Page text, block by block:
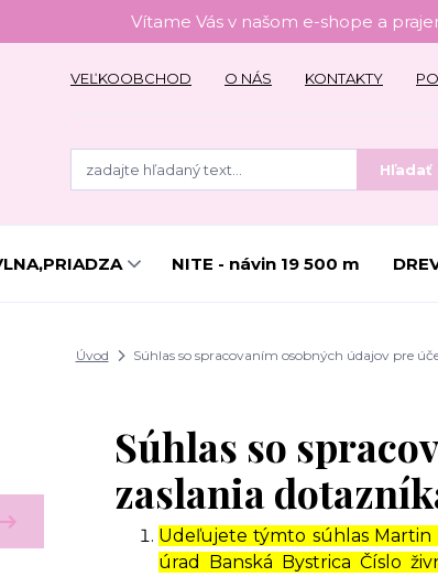
Vítame Vás v našom e-shope a
VEĽKOOBCHOD O NÁS KONTAKTY
Hľadať
NITE - návin 19 500 m
Úvod Súhlas so spracovaním osobných údajov pre
Súhlas so
zaslania
Udeľujete týmto súhlas Martin
úrad Banská Bystrica Číslo